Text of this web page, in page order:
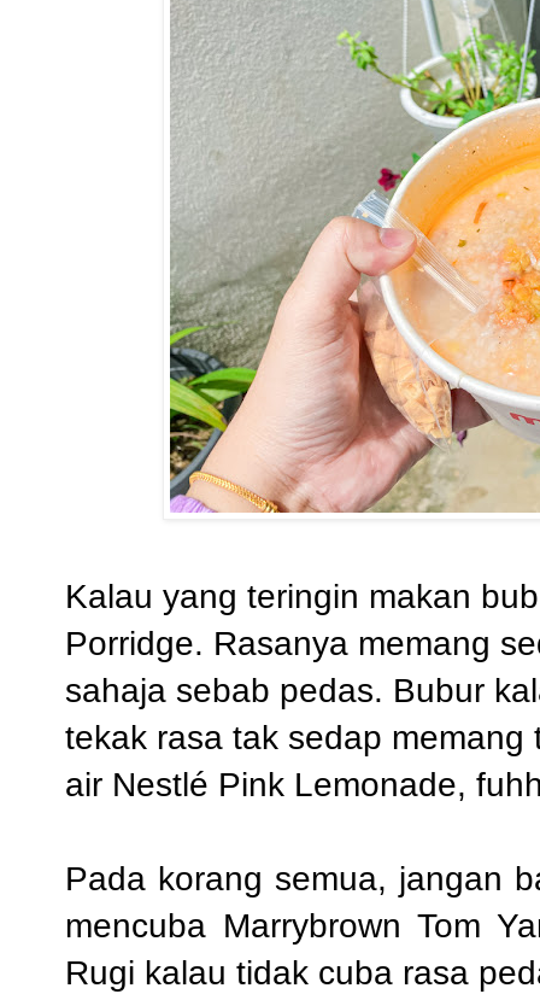
Kalau yang teringin makan
Porridge. Rasanya memang
sahaja sebab pedas. Bubur
tekak rasa tak sedap
air Nestlé Pink Lemonade,
Pada korang semua, jangan
mencuba Marrybrown Tom
Rugi kalau tidak cuba rasa